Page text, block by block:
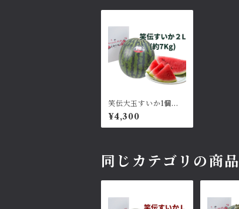
笑伝大玉すいか1個：2
Lサイズ約7~8kg
¥4,300
同じカテゴリの商品